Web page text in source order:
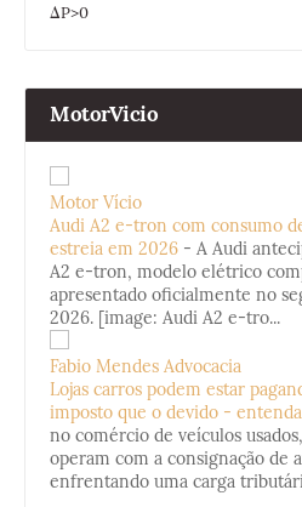
ΔP>0
MotorVicio
Motor Vício
Audi A2 e-tron com consumo
estreia em 2026 - A Audi
A2 e-tron, modelo elétrico
apresentado oficialmente no
2026. [image: Audi A2 e-tro...
Fabio Mendes Advocacia
Lojas carros podem estar
imposto que o devido - entenda
no comércio de veículos
operam com a consignação de
enfrentando uma carga